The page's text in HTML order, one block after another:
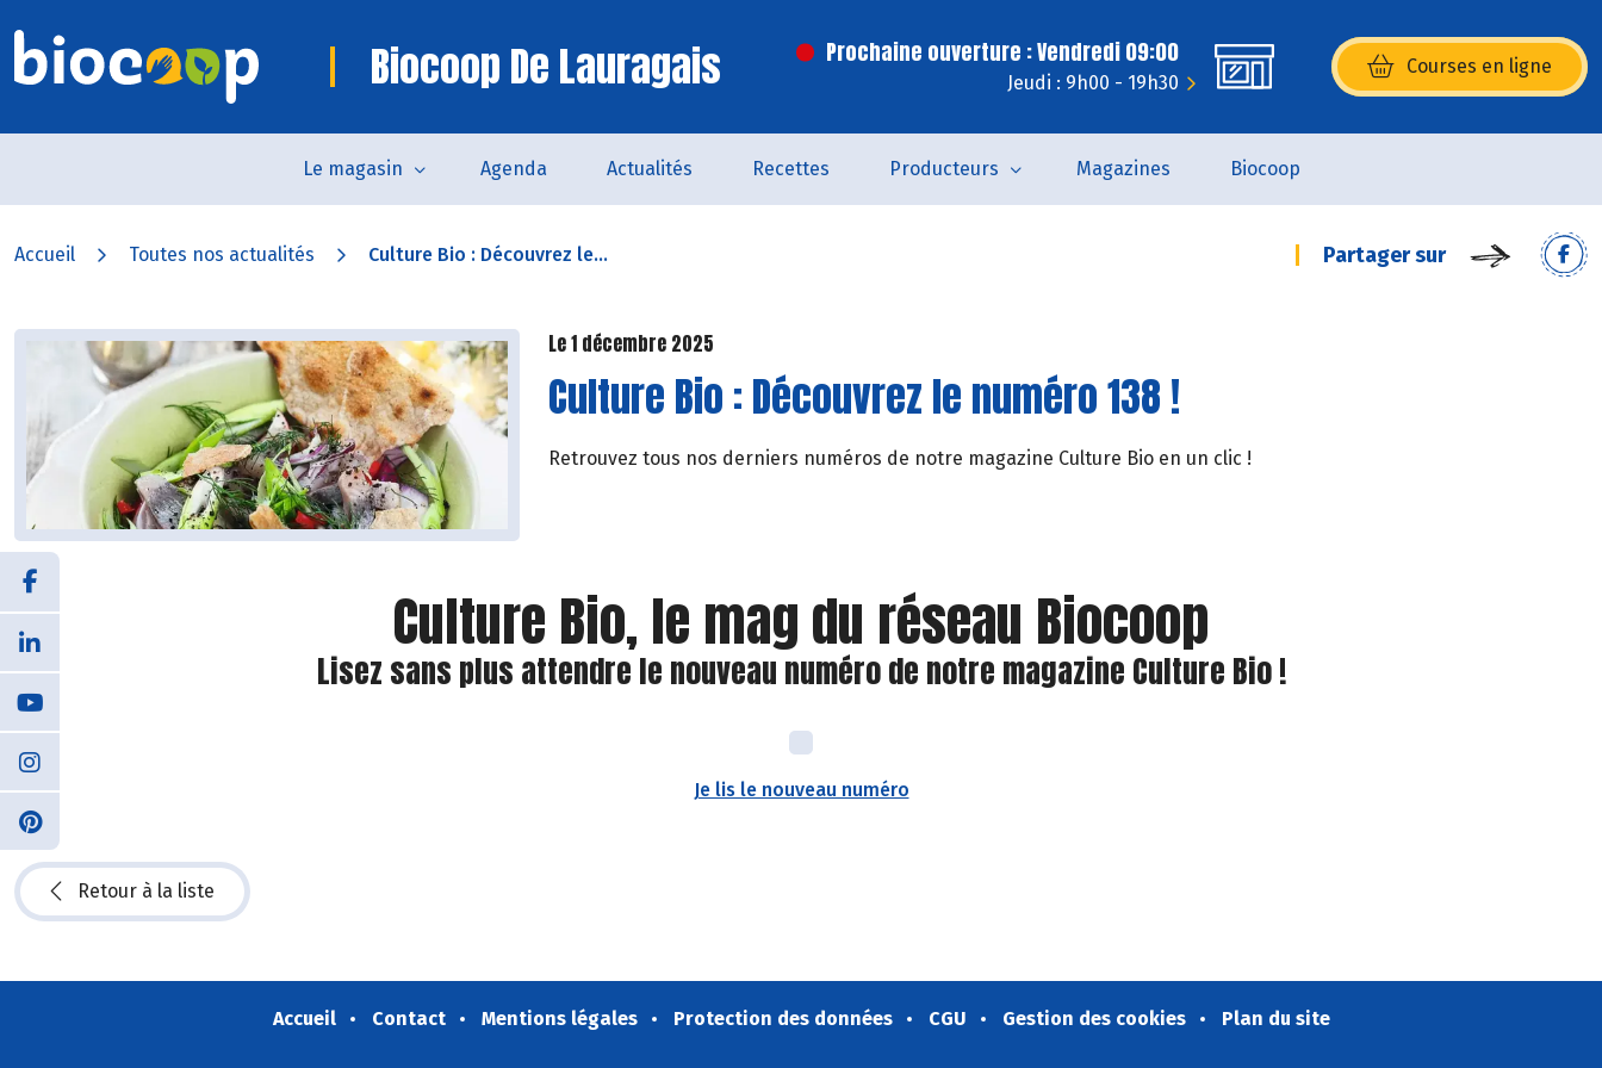
Biocoop De Lauragais Prochaine ouverture : Vendredi 09:00
Jeudi : 9h00 - 19h30
Courses en ligne
(s’ouvre dans une nouvelle
Le magasin Agenda Actualités Recettes Producteurs Magazines Biocoop
Accueil Toutes nos actualités Culture Bio : Découvrez le... Partager sur
Le 1 décembre 2025
Culture Bio : Découvrez le numéro 138 !
Retrouvez tous nos derniers numéros de notre magazine Culture Bio en un clic !
Culture Bio, le mag du réseau Biocoop
Lisez sans plus attendre le nouveau numéro de notre magazine Culture Bio !
Je lis le nouveau numéro
Retour à la liste
Accueil Contact Mentions légales Protection des données CGU Gestion des cookies Plan du site